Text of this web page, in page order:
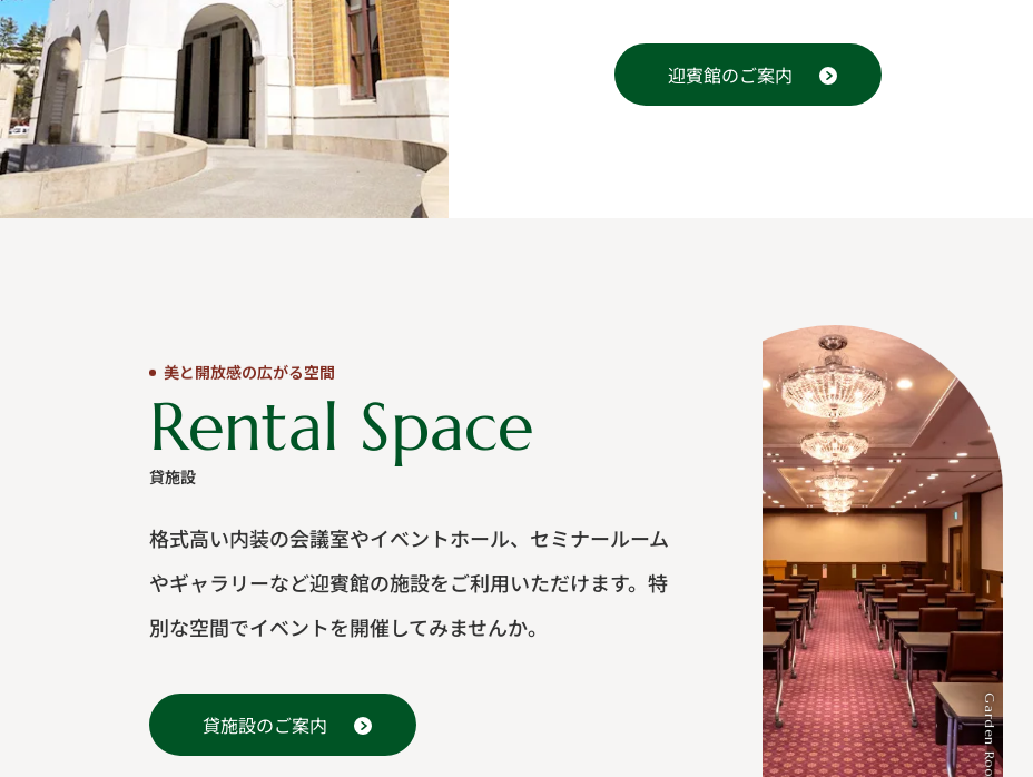
迎賓館のご案内
Event Hall Garden Room
美と開放感の広がる空間
Rental Space
貸施設
格式高い内装の会議室やイベントホール、セミナールーム
やギャラリーなど迎賓館の施設をご利用いただけます。特
別な空間でイベントを開催してみませんか。
貸施設のご案内